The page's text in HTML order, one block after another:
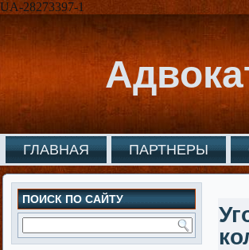
UA-28273397-1
ГЛАВНАЯ ПАРТНЕРЫ
ПОИСК ПО САЙТУ